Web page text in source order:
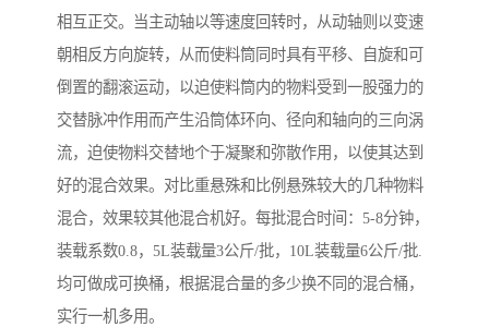
相互正交。当主动轴以等速度回转时，从动轴则以变速
朝相反方向旋转，从而使料筒同时具有平移、自旋和可
倒置的翻滚运动，以迫使料筒内的物料受到一股强力的
交替脉冲作用而产生沿筒体环向、径向和轴向的三向涡
流，迫使物料交替地个于凝聚和弥散作用，以使其达到
好的混合效果。对比重悬殊和比例悬殊较大的几种物料
混合，效果较其他混合机好。每批混合时间：5-8分钟，
装载系数0.8，5L装载量3公斤/批，10L装载量6公斤/批.
均可做成可换桶，根据混合量的多少换不同的混合桶，
实行一机多用。